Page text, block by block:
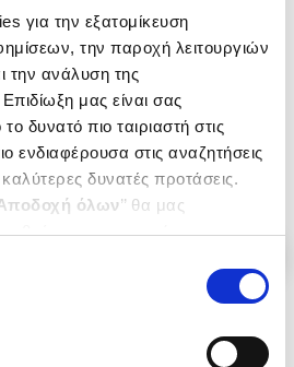
για την εξατομίκευση
την παροχή λειτουργιών
την ανάλυση της
μας είναι σας
δυνατό πιο ταιριαστή στις
ενδιαφέρουσα στις αναζητήσεις
δυνατές προτάσεις.
όλων’’ θα μας
στα παραπάνω.
από τα παρακάτω με την
΄΄και να ενημερωθείτε σχετικά με
(P/B) WILLIAM BLAKE
RAINE KATHLEEN
Κωδ. Πολιτείας
10.51€
Τιμή Πολιτείας